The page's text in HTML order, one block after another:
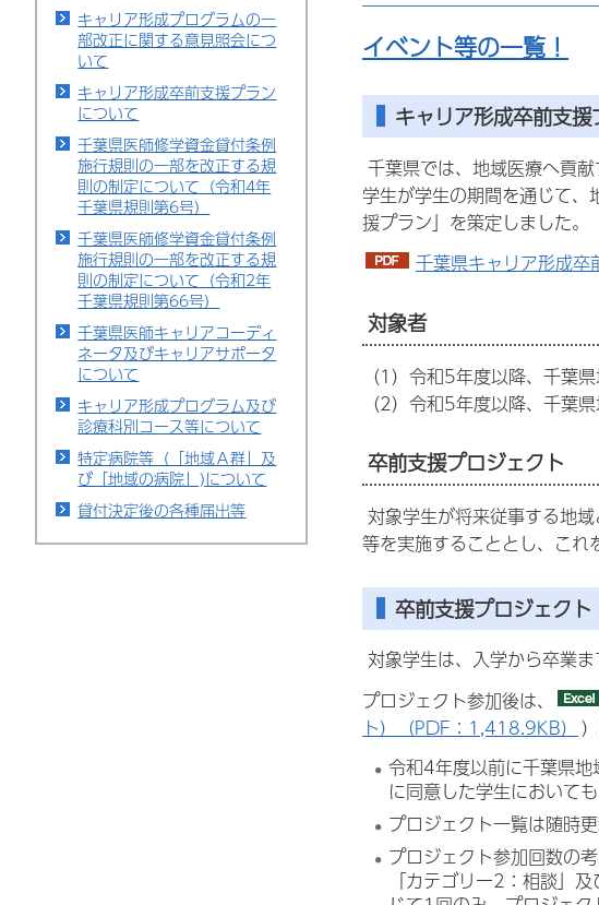
キャリア形成プログラムの一
部改正に関する意見照会につ
いて
キャリア形成卒前支援プラン
について
千葉県医師修学資金貸付条例
施行規則の一部を改正する規
則の制定について（令和4年
千葉県規則第6号）
千葉県医師修学資金貸付条例
施行規則の一部を改正する規
則の制定について（令和2年
千葉県規則第66号）
千葉県医師キャリアコーディ
ネータ及びキャリアサポータ
について
キャリア形成プログラム及び
診療科別コース等について
特定病院等（「地域Ａ群」及
び「地域の病院」)について
貸付決定後の各種届出等
イベント等の一覧！
キャリア形成卒前支援
千葉県では、地域医療へ貢
学生が学生の期間を通じて
援プラン」を策定しました。
千葉県キャリア形成卒
対象者
（1）令和5年度以降、千葉
（2）令和5年度以降、千葉
卒前支援プロジェクト
対象学生が将来従事する地
等を実施することとし、これ
卒前支援プロジェクト
対象学生は、入学から卒業
プロジェクト参加後は、
ト）（PDF：1,418.9KB）
令和4年度以前に千葉県
に同意した学生において
プロジェクト一覧は随時更
プロジェクト参加回数の
「カテゴリー2：相談」